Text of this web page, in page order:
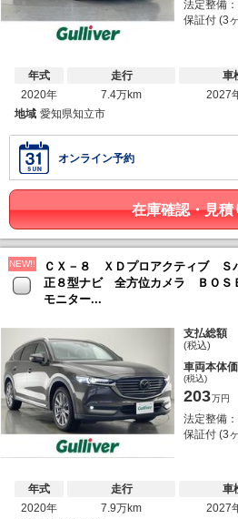
法定整備
保証付 (3
年式
2020年
走行
7.4万km
車
2027
地域 愛知県知立市
オンライン予約
在庫確認・見積
NEW!!
ＣＸ－８ ＸＤプロアクティブ
正８型ナビ 全方位カメラ ＢＯＳ
モニター...
支払総額
(税込)
車両本体
(税込)
203万円
法定整備
保証付 (3
年式
2020年
走行
7.9万km
車
2027